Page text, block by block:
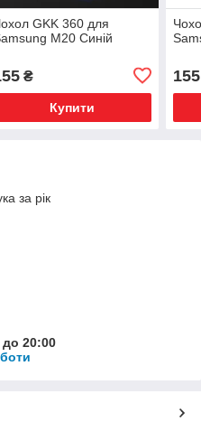
GKK 360 для
M20 Синій
₴
Купити
155
за рік
до 20:00